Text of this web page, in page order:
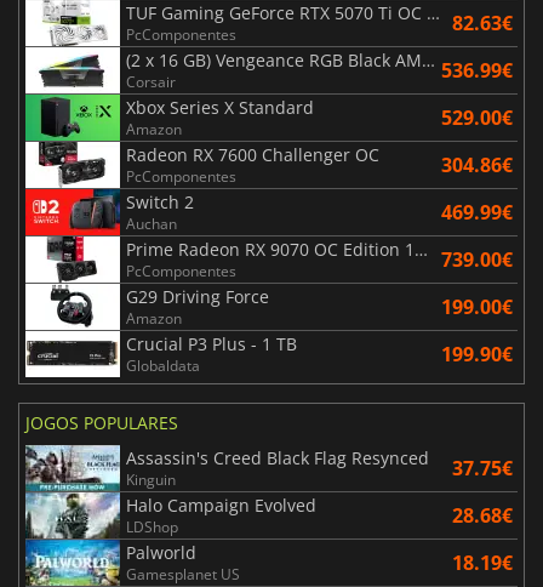
TUF Gaming GeForce RTX 5070 Ti OC White Edition 16GB
PcComponentes 82.63€
(2 x 16 GB) Vengeance RGB Black AMD Expo 6000 MHz - CAS 30
Corsair 536.99€
Xbox Series X Standard
Amazon 529.00€
Radeon RX 7600 Challenger OC
PcComponentes 304.86€
Switch 2
Auchan 469.99€
Prime Radeon RX 9070 OC Edition 16GB
PcComponentes 739.00€
G29 Driving Force
Amazon 199.00€
Crucial P3 Plus - 1 TB
Globaldata 199.90€
JOGOS POPULARES
Assassin's Creed Black Flag Resynced
Kinguin 37.75€
Halo Campaign Evolved
LDShop 28.68€
Palworld
Gamesplanet US 18.19€